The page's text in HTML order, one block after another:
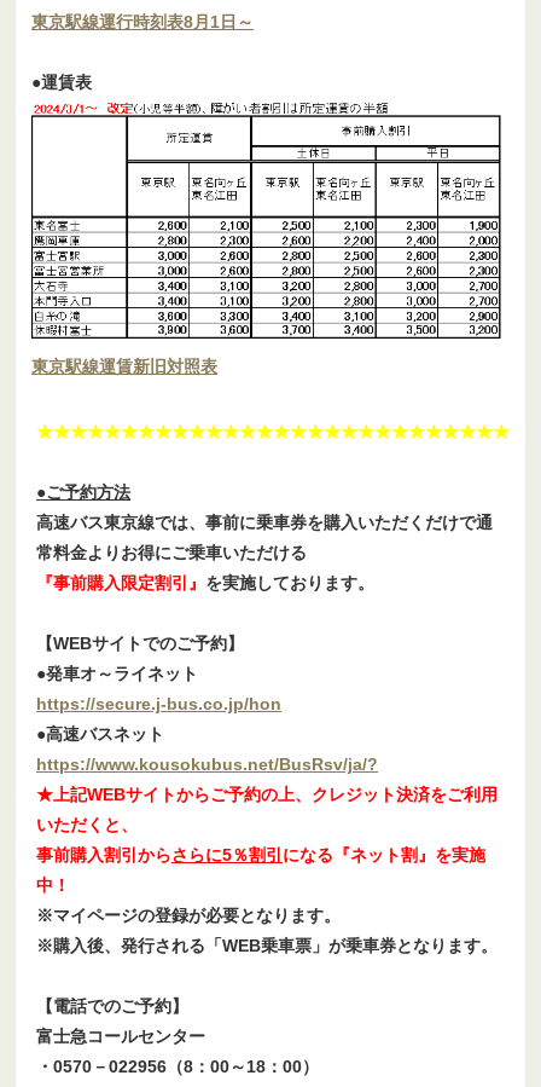
東京駅線運行時刻表8月1日～
●運賃表
東京駅線運賃新旧対照表
★★★★★★★★★★★★★★★★★★★★★★★★★★★★
●ご予約方法
高速バス東京線では、事前に乗車券を購入いただくだけで通
常料金よりお得にご乗車いただける
『事前購入限定割引』 を実施しております。
【WEBサイトでのご予約】
●発車オ～ライネット
https://secure.j-bus.co.jp/hon
●高速バスネット
https://www.kousokubus.net/BusRsv/ja/?
★上記WEBサイトからご予約の上、クレジット決済をご利用
いただくと、
事前購入割引からさらに5％割引 になる『ネット割』を実施
中！
※マイページの登録が必要となります。
※購入後、発行される「WEB乗車票」が乗車券となります。
【電話でのご予約】
富士急コールセンター
・0570－022956（8：00～18：00）